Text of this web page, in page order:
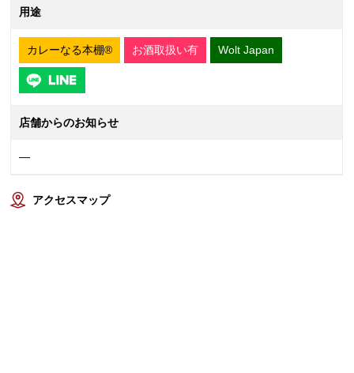
用途
カレーなる本棚® お酒取扱い有 Wolt Japan
店舗からのお知らせ
—
アクセスマップ